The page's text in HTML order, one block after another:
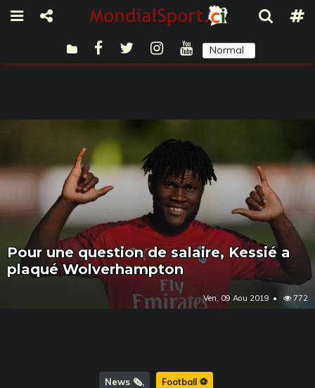
Normal
Pour une question de salaire, Kessié a
plaqué Wolverhampton
Ven, 09 Aou 2019 772
News 🗞️ Football ⚽️